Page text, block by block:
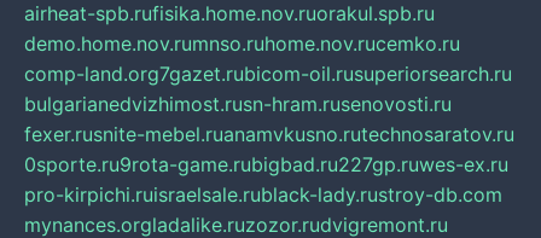
airheat-spb.rufisika.home.nov.ruorakul.spb.ru
demo.home.nov.rumnso.ruhome.nov.rucemko.ru
comp-land.org7gazet.rubicom-oil.rusuperiorsearch.ru
bulgarianedvizhimost.rusn-hram.rusenovosti.ru
fexer.rusnite-mebel.ruanamvkusno.rutechnosaratov.ru
0sporte.ru9rota-game.rubigbad.ru227gp.ruwes-ex.ru
pro-kirpichi.ruisraelsale.rublack-lady.rustroy-db.com
mynances.orgladalike.ruzozor.rudvigremont.ru